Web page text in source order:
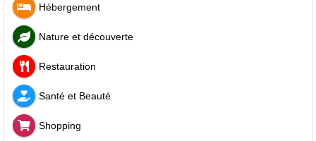
Hébergement
Nature et découverte
Restauration
Santé et Beauté
Shopping